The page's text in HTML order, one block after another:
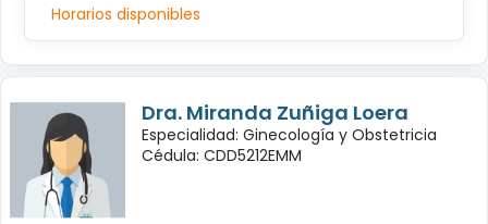
Horarios disponibles
Dra. Miranda Zuñiga Loera
Especialidad: Ginecología y Obstetricia
Cédula: CDD5212EMM